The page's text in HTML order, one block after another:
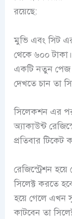
রয়েছে:
মুভি এবং সিট
থেকে ৬০০
একটি নতুন পেজ
দেখতে চান তা
সিলেকশন এর পর
অ্যাকাউন্ট
প্রতিবার টিকেট
রেজিস্ট্রেশন
সিলেক্ট করতে
হয়ে গেলে এখন
কাটবেন তা